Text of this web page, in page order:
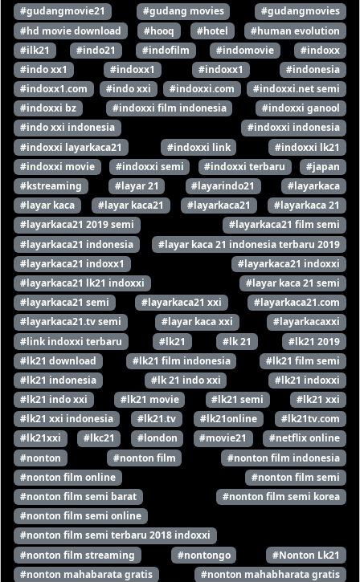
#gudangmovie21
#gudang movies
#gudangmovies
#hd movie download
#hooq #hotel
#human evolution
#ilk21
#indo21 #indofilm #indomovie
#indoxx
#indo xx1
#indoxx1 #indoxx1
#indonesia
#indoxx1.com
#indo xxi #indoxxi.com
#indoxxi.net semi
#indoxxi bz
#indoxxi film indonesia
#indoxxi ganool
#indo xxi indonesia
#indoxxi indonesia
#indoxxi layarkaca21
#indoxxi link
#indoxxi lk21
#indoxxi movie
#indoxxi semi #indoxxi terbaru
#japan
#kstreaming
#layar 21 #layarindo21
#layarkaca
#layar kaca
#layar kaca21 #layarkaca21
#layarkaca 21
#layarkaca21 2019 semi
#layarkaca21 film semi
#layarkaca21 indonesia
#layar kaca 21 indonesia terbaru 2019
#layarkaca21 indoxx1
#layarkaca21 indoxxi
#layarkaca21 lk21 indoxxi
#layar kaca 21 semi
#layarkaca21 semi
#layarkaca21 xxi
#layarkaca21.com
#layarkaca21.tv semi
#layar kaca xxi
#layarkacaxxi
#link indoxxi terbaru
#lk21 #lk 21
#lk21 2019
#lk21 download
#lk21 film indonesia
#lk21 film semi
#lk21 indonesia
#lk 21 indo xxi
#lk21 indoxxi
#lk21 indo xxi
#lk21 movie #lk21 semi
#lk21 xxi
#lk21 xxi indonesia
#lk21.tv #lk21online
#lk21tv.com
#lk21xxi
#lkc21 #london #movie21
#netflix online
#nonton
#nonton film
#nonton film indonesia
#nonton film online
#nonton film semi
#nonton film semi barat
#nonton film semi korea
#nonton film semi online
#nonton film semi terbaru 2018 indoxxi
#nonton film streaming
#nontongo
#Nonton Lk21
#nonton mahabarata gratis
#nonton mahabharata gratis